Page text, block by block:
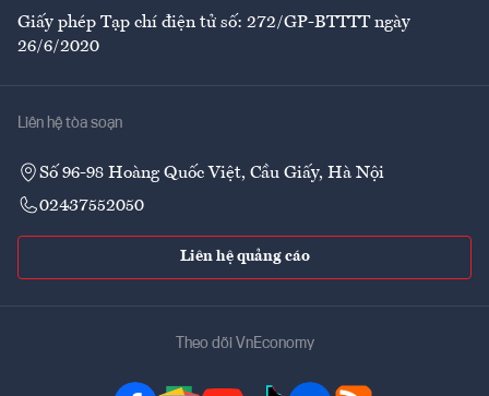
Giấy phép Tạp chí điện tử số: 272/GP-BTTTT ngày
26/6/2020
Liên hệ tòa soạn
Số 96-98 Hoàng Quốc Việt, Cầu Giấy, Hà Nội
02437552050
Liên hệ quảng cáo
Theo dõi VnEconomy